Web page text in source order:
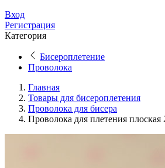
Вход
Регистрация
Категория
Бисероплетение
Проволока
Главная
Товары для бисероплетения
Проволока для бисера
Проволока для плетения